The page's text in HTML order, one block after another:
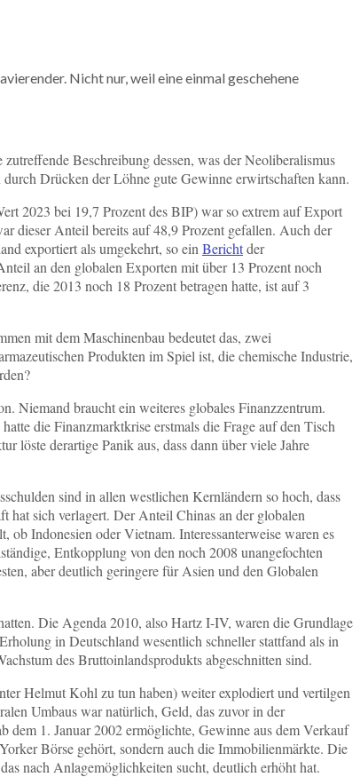
Nicht nur, weil eine einmal geschehene
Beschreibung dessen, was der Neoliberalismus
Drücken der Löhne gute Gewinne erwirtschaften kann.
2023 bei 19,7 Prozent des BIP) war so extrem auf Export
dieser Anteil bereits auf 48,9 Prozent gefallen. Auch der
exportiert als umgekehrt, so ein Berichtder
an den globalen Exporten mit über 13 Prozent noch
die 2013 noch 18 Prozent betragen hatte, ist auf 3
mit dem Maschinenbau bedeutet das, zwei
Produkten im Spiel ist, die chemische Industrie,
Niemand braucht ein weiteres globales Finanzzentrum.
die Finanzmarktkrise erstmals die Frage auf den Tisch
löste derartige Panik aus, dass dann über viele Jahre
sind in allen westlichen Kernländern so hoch, dass
hat sich verlagert. Der Anteil Chinas an der globalen
ob Indonesien oder Vietnam. Interessanterweise waren es
Entkopplung von den noch 2008 unangefochten
aber deutlich geringere für Asien und den Globalen
Die Agenda 2010, also Hartz I-IV, waren die Grundlage
in Deutschland wesentlich schneller stattfand als in
des Bruttoinlandsprodukts abgeschnitten sind.
Helmut Kohl zu tun haben) weiter explodiert und vertilgen
Umbaus war natürlich, Geld, das zuvor in der
dem 1. Januar 2002 ermöglichte, Gewinne aus dem Verkauf
Börse gehört, sondern auch die Immobilienmärkte. Die
nach Anlagemöglichkeiten sucht, deutlich erhöht hat.